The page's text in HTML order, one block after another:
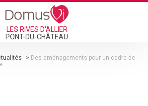
LES RIVES D'ALLIER
PONT-DU-CHÂTEAU
> Des aménagements pour un cadre de